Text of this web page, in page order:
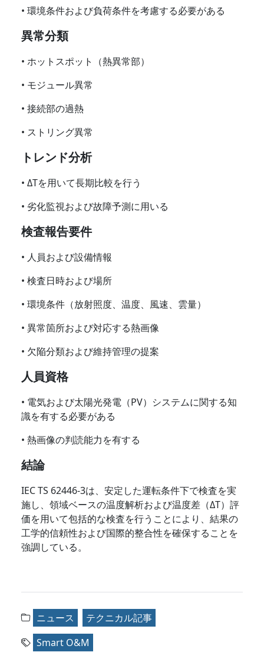
• 環境条件および負荷条件を考慮する必要がある
異常分類
• ホットスポット（熱異常部）
• モジュール異常
• 接続部の過熱
• ストリング異常
トレンド分析
• ΔTを用いて長期比較を行う
• 劣化監視および故障予測に用いる
検査報告要件
• 人員および設備情報
• 検査日時および場所
• 環境条件（放射照度、温度、風速、雲量）
• 異常箇所および対応する熱画像
• 欠陥分類および維持管理の提案
人員資格
• 電気および太陽光発電（PV）システムに関する知
識を有する必要がある
• 熱画像の判読能力を有する
結論
IEC TS 62446-3は、安定した運転条件下で検査を実
施し、領域ベースの温度解析および温度差（ΔT）評
価を用いて包括的な検査を行うことにより、結果の
工学的信頼性および国際的整合性を確保することを
強調している。
ニュース
テクニカル記事
Smart O&M